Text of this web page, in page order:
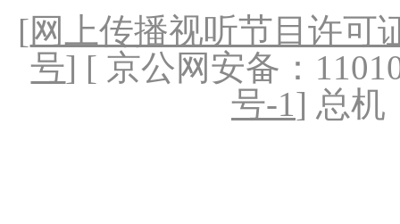
[网上传播视听节目许可
号] [ 京公网安备：
号-1] 总机